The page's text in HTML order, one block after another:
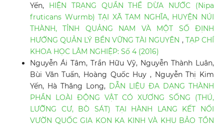
Yến,
HIỆN TRẠNG QUẦN THỂ DỪA NƯỚC (Nipa
fruticans Wurmb) TẠI XÃ TAM NGHĨA, HUYỆN NÚI
THÀNH, TỈNH QUẢNG NAM VÀ MỘT SỐ ĐỊNH
HƯỚNG QUẢN LÝ BỀN VỮNG TÀI NGUYÊN , TẠP CHÍ
KHOA HỌC LÂM NGHIỆP: Số 4 (2016)
Nguyễn Ái Tâm, Trần Hữu Vỹ, Nguyễn Thành Luân,
Bùi Văn Tuấn, Hoàng Quốc Huy , Nguyễn Thị Kim
Yến, Hà Thăng Long, DẪN LIỆU ĐA DẠNG THÀNH
PHẦN LOÀI ĐỘNG VẬT CÓ XƯƠNG SỐNG (THÚ,
LƯỠNG CƯ, BÒ SÁT) TẠI HÀNH LANG KẾT NỐI
VƯỜN QUỐC GIA KON KA KINH VÀ KHU BẢO TỒN